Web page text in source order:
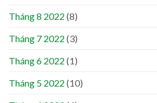
Tháng 8 2022 (8)
Tháng 7 2022 (3)
Tháng 6 2022 (1)
Tháng 5 2022 (10)